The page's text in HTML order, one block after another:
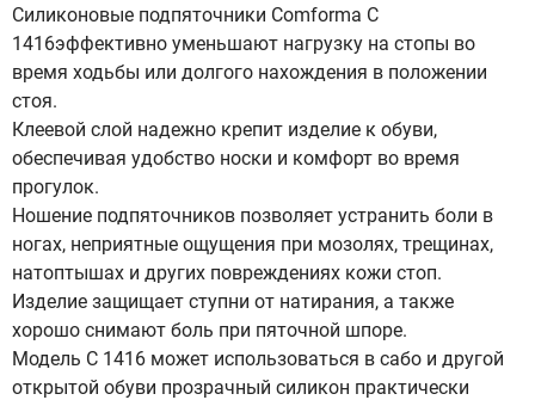
Силиконовые подпяточники Comforma C
1416эффективно уменьшают нагрузку на стопы во
время ходьбы или долгого нахождения в положении
стоя.
Клеевой слой надежно крепит изделие к обуви,
обеспечивая удобство носки и комфорт во время
прогулок.
Ношение подпяточников позволяет устранить боли в
ногах, неприятные ощущения при мозолях, трещинах,
натоптышах и других повреждениях кожи стоп.
Изделие защищает ступни от натирания, а также
хорошо снимают боль при пяточной шпоре.
Модель С 1416 может использоваться в сабо и другой
открытой обуви прозрачный силикон практически